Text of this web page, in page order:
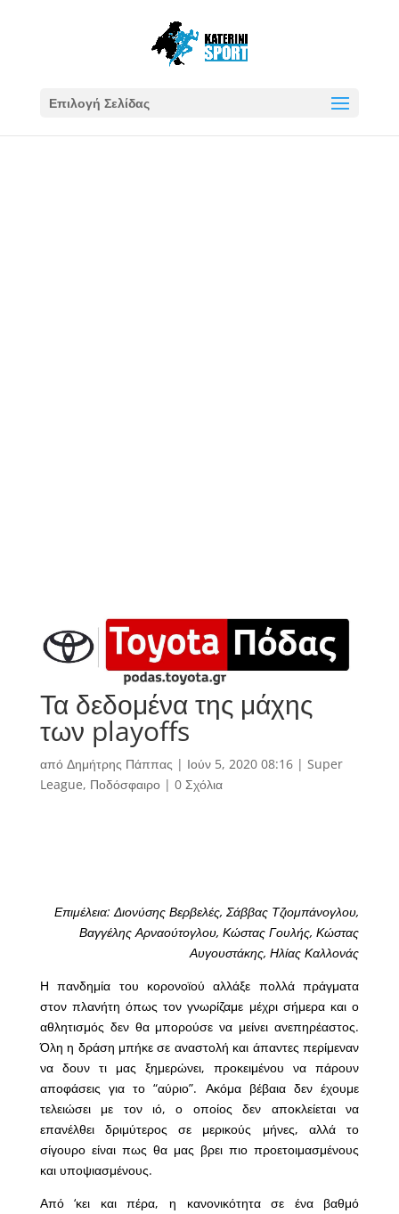
Επιλογή Σελίδας
Τα δεδομένα της μάχης
των playoffs
από Δημήτρης Πάππας | Ιούν 5, 2020 08:16| Super
League, Ποδόσφαιρο| 0 Σχόλια
Επιμέλεια: Διονύσης Βερβελές, Σάββας Τζιομπάνογλου,
Βαγγέλης Αρναούτογλου, Κώστας Γουλής, Κώστας
Αυγουστάκης, Ηλίας Καλλονάς
Η πανδημία του κορονοϊού αλλάξε πολλά πράγματα
στον πλανήτη όπως τον γνωρίζαμε μέχρι σήμερα και ο
αθλητισμός δεν θα μπορούσε να μείνει ανεπηρέαστος.
Όλη η δράση μπήκε σε αναστολή και άπαντες περίμεναν
να δουν τι μας ξημερώνει, προκειμένου να πάρουν
αποφάσεις για το “αύριο”. Ακόμα βέβαια δεν έχουμε
τελειώσει με τον ιό, ο οποίος δεν αποκλείεται να
επανέλθει δριμύτερος σε μερικούς μήνες, αλλά το
σίγουρο είναι πως θα μας βρει πιο προετοιμασμένους
και υποψιασμένους.
Από ‘κει και πέρα, η κανονικότητα σε ένα βαθμό